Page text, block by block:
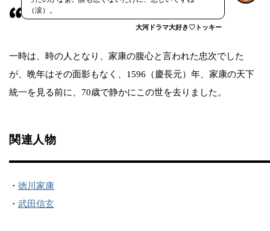
（涙）。
大河ドラマ大好き♡トッキー
一時は、時の人となり、家康の腹心と言われた忠次でした
が、晩年はその面影もなく、1596（慶長元）年、家康の天下
統一を見る前に、70歳で静かにこの世を去りました。
関連人物
・ 徳川家康
・ 武田信玄